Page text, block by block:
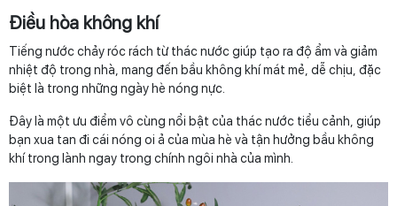
Điều hòa không khí
Tiếng nước chảy róc rách từ thác nước giúp tạo ra độ ẩm và giảm
nhiệt độ trong nhà, mang đến bầu không khí mát mẻ, dễ chịu, đặc
biệt là trong những ngày hè nóng nực.
Đây là một ưu điểm vô cùng nổi bật của thác nước tiểu cảnh, giúp
bạn xua tan đi cái nóng oi ả của mùa hè và tận hưởng bầu không
khí trong lành ngay trong chính ngôi nhà của mình.